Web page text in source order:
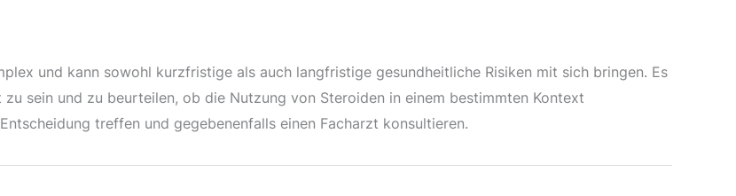
und kann sowohl kurzfristige als auch langfristige gesundheitliche Risiken mit sich bringen. Es
sein und zu beurteilen, ob die Nutzung von Steroiden in einem bestimmten Kontext
treffen und gegebenenfalls einen Facharzt konsultieren.